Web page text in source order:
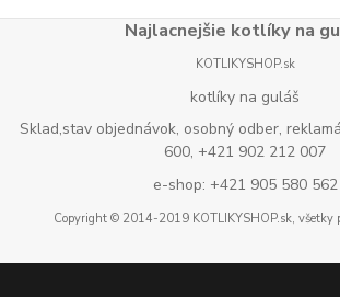
Najlacnejšie kotlíky na
KOTLIKYSHOP.sk
kotlíky na guláš
Sklad,stav objednávok, osobný odber,
600, +421 902 212 007
e-shop: +421 905 580 562
Copyright © 2014-2019 KOTLIKYSHOP.sk, všetky